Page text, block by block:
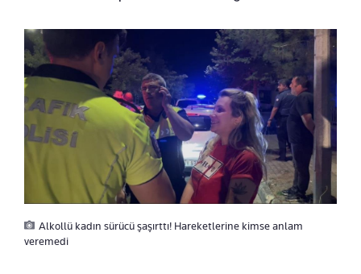
Alkollü kadın sürücü şaşırttı! Hareketlerine kimse anlam
veremedi